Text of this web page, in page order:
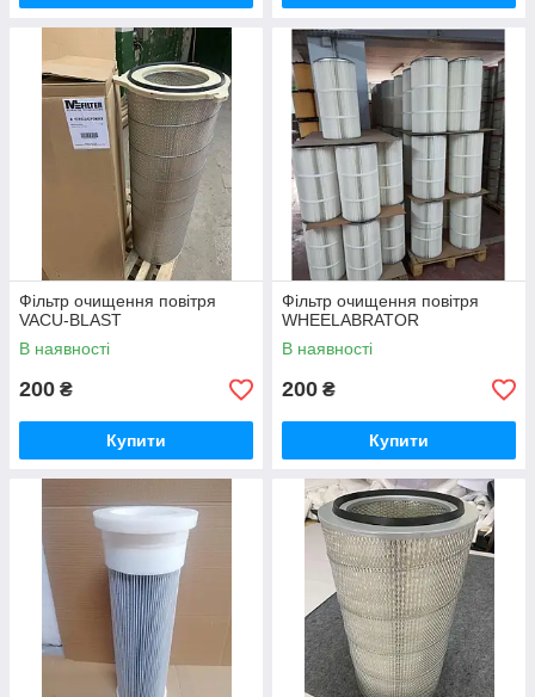
Фільтр очищення повітря
VACU-BLAST
В наявності
200 ₴
Купити
Фільтр очищення повітря
WHEELABRATOR
В наявності
200 ₴
Купити